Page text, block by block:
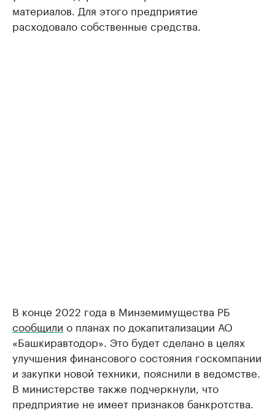
материалов. Для этого предприятие
расходовало собственные средства.
В конце 2022 года в Минземимущества РБ
сообщили о планах по докапитализации АО
«Башкиравтодор». Это будет сделано в целях
улучшения финансового состояния госкомпании
и закупки новой техники, пояснили в ведомстве.
В министерстве также подчеркнули, что
предприятие не имеет признаков банкротства.